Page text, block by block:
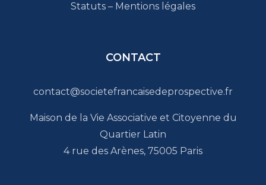
Statuts – Mentions légales
CONTACT
contact@societefrancaisedeprospective.fr
Maison de la Vie Associative et Citoyenne du
Quartier Latin
4 rue des Arènes, 75005 Paris